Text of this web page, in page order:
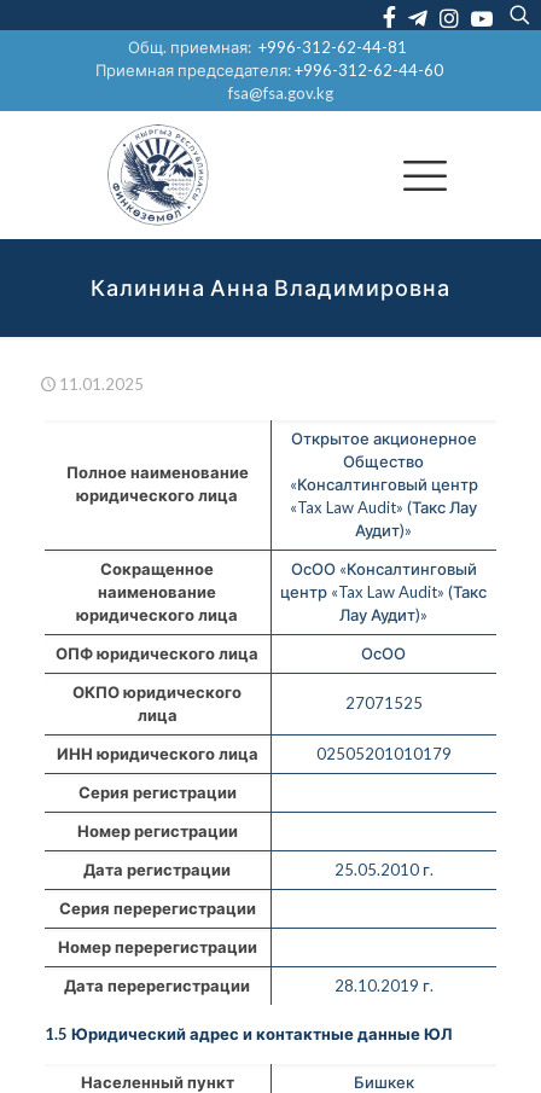
Общ. приемная:+996-312-62-44-81
Приемная председателя:+996-312-62-44-60
fsa@fsa.gov.kg
Калинина Анна Владимировна
11.01.2025
Полное наименование
юридического лица
Открытое акционерное
Общество
«Консалтинговый центр
«Tax Law Audit» (Такс Лау
Аудит)»
Сокращенное
наименование
юридического лица
ОсОО «Консалтинговый
центр «Tax Law Audit» (Такс
Лау Аудит)»
ОПФ юридического лица
ОсОО
ОКПО юридического
лица
27071525
ИНН юридического лица
02505201010179
Серия регистрации
Номер регистрации
Дата регистрации
25.05.2010 г.
Серия перерегистрации
Номер перерегистрации
Дата перерегистрации
28.10.2019 г.
1.5 Юридический адрес и контактные данные ЮЛ
Населенный пункт Бишкек